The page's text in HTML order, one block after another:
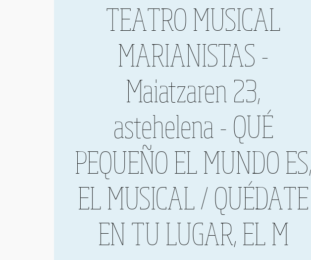
TEATRO MUSICAL
MARIANISTAS -
Maiatzaren 23,
astehelena - QUÉ
PEQUEÑO EL MUNDO ES,
EL MUSICAL / QUÉDATE
EN TU LUGAR, EL M